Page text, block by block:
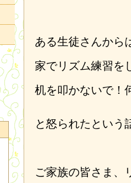
ある生徒さんから
家でリズム練習を
机を叩かないで！
と怒られたという
ご家族の皆さま、